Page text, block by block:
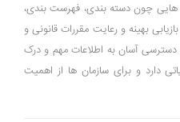
هایی چون دسته ‌بندی، فهرست ‌بندی،
بهینه و رعایت مقررات قانونی و
دسترسی آسان به اطلاعات مهم و درک
دارد و برای سازمان ‌ها از اهمیت